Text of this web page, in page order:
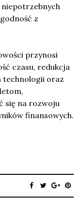
z
przynosi
czasu, redukcja
technologii oraz
się na rozwoju
finansowych.